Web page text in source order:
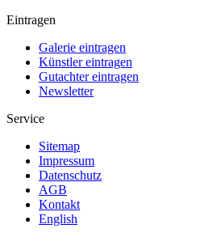
Eintragen
Galerie eintragen
Künstler eintragen
Gutachter eintragen
Newsletter
Service
Sitemap
Impressum
Datenschutz
AGB
Kontakt
English